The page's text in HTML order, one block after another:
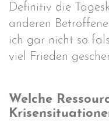
Definitiv die
anderen
ich gar nicht so
viel Frieden
Welche